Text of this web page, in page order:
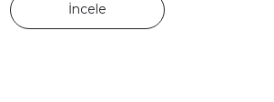
İncele